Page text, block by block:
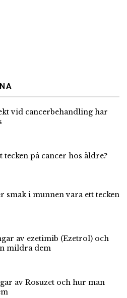
vid cancerbehandling har
tecken på cancer hos äldre?
smak i munnen vara ett tecken
av ezetimib (Ezetrol) och
mildra dem
av Rosuzet och hur man